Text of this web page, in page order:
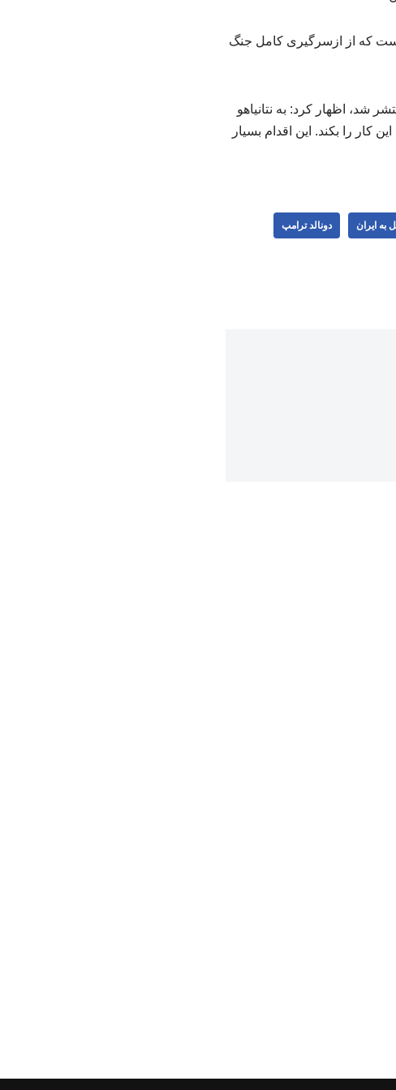
است که از ازسرگیری کامل جنگ
شد، اظهار کرد: به نتانیاهو
کار را بکند. این اقدام بسیار
به ایران دونالد ترامپ